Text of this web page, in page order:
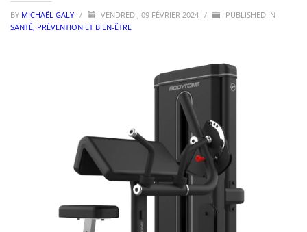
BY MICHAËL GALY / VENDREDI, 09 FÉVRIER 2024 /
PUBLISHED IN
SANTÉ, PRÉVENTION ET BIEN-ÊTRE